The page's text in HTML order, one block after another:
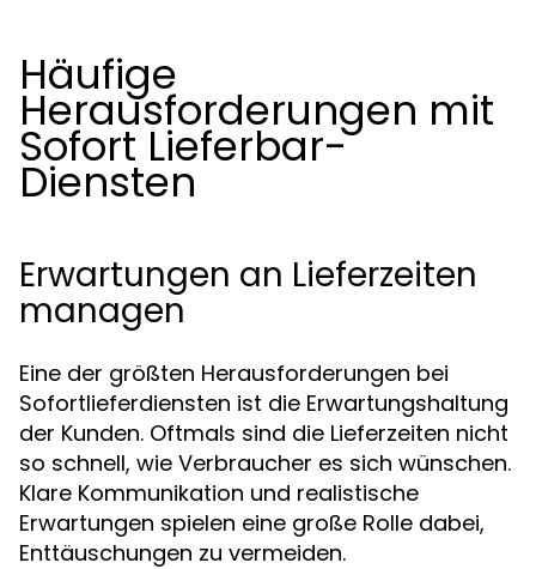
Häufige
Herausforderungen mit
Sofort Lieferbar-
Diensten
Erwartungen an Lieferzeiten
managen
Eine der größten Herausforderungen bei
Sofortlieferdiensten ist die Erwartungshaltung
der Kunden. Oftmals sind die Lieferzeiten nicht
so schnell, wie Verbraucher es sich wünschen.
Klare Kommunikation und realistische
Erwartungen spielen eine große Rolle dabei,
Enttäuschungen zu vermeiden.